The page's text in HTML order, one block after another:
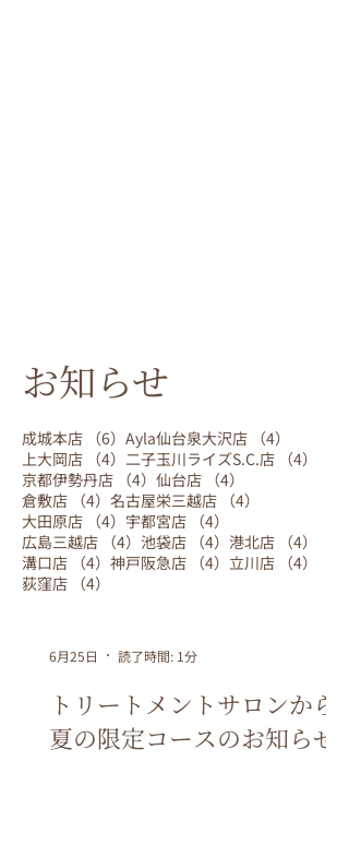
お知らせ
成城本店 （6） 6件の記事
Ayla仙台泉大沢店 （4）
上大岡店 （4） 4件の記事
二子玉川ライズS.C.店 （4）
京都伊勢丹店 （4） 4件の記事
仙台店 （4）
倉敷店 （4） 4件の記事
名古屋栄三越店 （4）
大田原店 （4） 4件の記事
宇都宮店 （4）
広島三越店 （4） 4件の記事
池袋店 （4） 4件の記事
港北店 （4）
溝口店 （4） 4件の記事
神戸阪急店 （4） 4件の記事
立川店 （4）
荻窪店 （4）
トリートメントサロンから
夏の限定コースのお知らせ
6月25日 読了時間: 1分